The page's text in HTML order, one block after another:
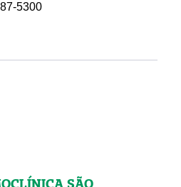
5300
SÃO